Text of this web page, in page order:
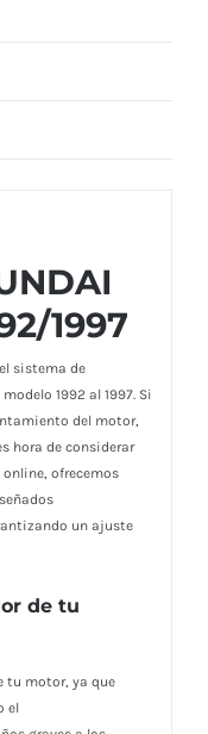
1997
sistema de
1992 al 1997. Si
del motor,
hora de considerar
ofrecemos
un ajuste
de tu
tu motor, ya que
el